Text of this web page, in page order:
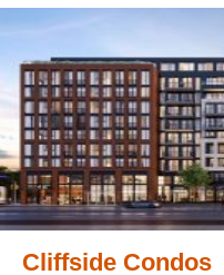
Cliffside Condos